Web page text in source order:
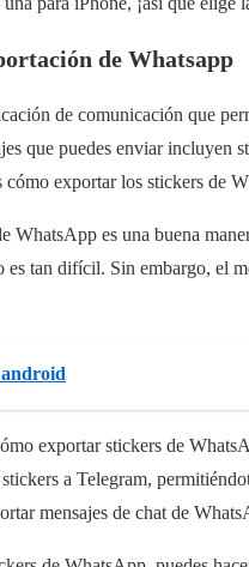
de Whatsapp
de comunicación que
que puedes enviar incluyen
cómo exportar los stickers de
WhatsApp es una buena
es tan difícil. Sin embargo, el
exportar stickers de
a Telegram,
mensajes de chat de